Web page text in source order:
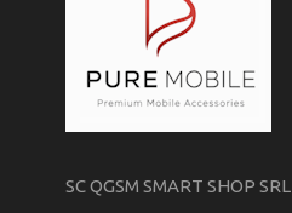
SC QGSM SMART SHOP SRL